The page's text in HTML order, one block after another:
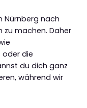
Nürnberg nach
machen. Daher
oder die
du dich ganz
während wir